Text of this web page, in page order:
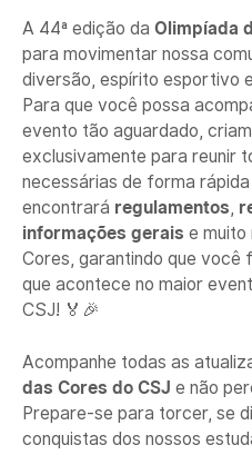
A 44ª edição da Olimpíada
para movimentar nossa
diversão, espírito esportivo
Para que você possa
evento tão aguardado,
exclusivamente para reunir
necessárias de forma
encontrará regulamentos,
informações gerais e muito
Cores, garantindo que você
que acontece no maior
CSJ! 🏅🎉
Acompanhe todas as
das Cores do CSJ e não
Prepare-se para torcer, se
conquistas dos nossos